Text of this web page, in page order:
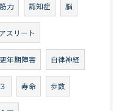
力 認知症 脳
スリート
更年期障害 自律神経
寿命 歩数